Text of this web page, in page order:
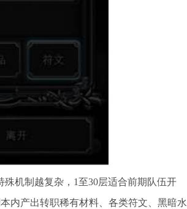
机制越复杂，1至30层适合前期队伍开
内产出转职稀有材料、各类符文、黑暗水